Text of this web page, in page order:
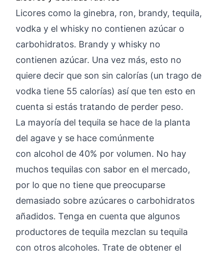
Licores como la ginebra, ron, brandy, tequila,
vodka y el whisky no contienen azúcar o
carbohidratos. Brandy y whisky no
contienen azúcar. Una vez más, esto no
quiere decir que son sin calorías (un trago de
vodka tiene 55 calorías) así que ten esto en
cuenta si estás tratando de perder peso.
La mayoría del tequila se hace de la planta
del agave y se hace comúnmente
con alcohol de 40% por volumen. No hay
muchos tequilas con sabor en el mercado,
por lo que no tiene que preocuparse
demasiado sobre azúcares o carbohidratos
añadidos. Tenga en cuenta que algunos
productores de tequila mezclan su tequila
con otros alcoholes. Trate de obtener el